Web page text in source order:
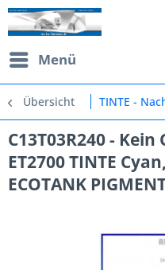
Menü
Übersicht TINTE -
C13T03R240 -
ET2700 TINTE
ECOTANK